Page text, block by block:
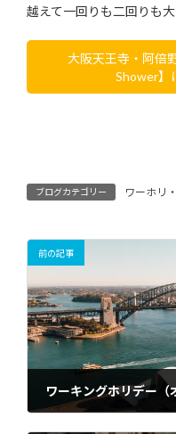
越えて一回りも二回りも
大阪天王寺・阿倍
Shower】
ブログカテゴリー ワーホリ
前の記事
ワーキングホリデー（